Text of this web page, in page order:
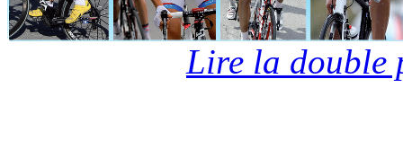
Lire la double